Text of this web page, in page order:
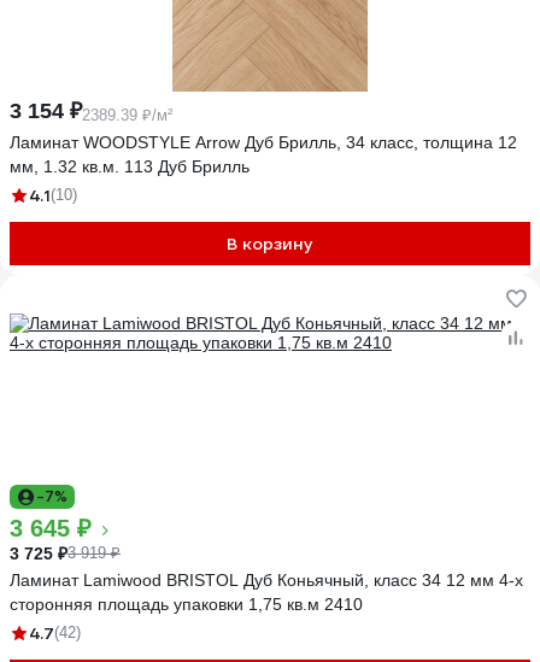
3 154 ₽2389.39 ₽/м²
Ламинат WOODSTYLE Arrow Дуб Брилль, 34 класс, толщина 12
мм, 1.32 кв.м. 113 Дуб Брилль
4.1(10)
В корзину
-7%
3 645 ₽
3 725 ₽3 919 ₽
Ламинат Lamiwood BRISTOL Дуб Коньячный, класс 34 12 мм 4-х
сторонняя площадь упаковки 1,75 кв.м 2410
4.7(42)